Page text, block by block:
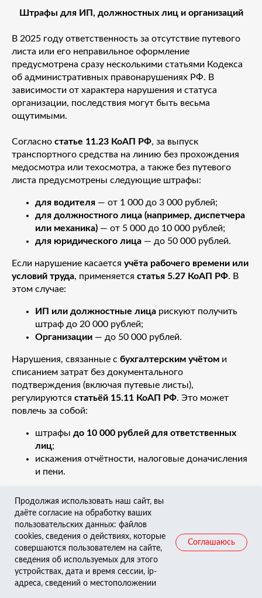
Штрафы для ИП, должностных лиц и организаций
В 2025 году ответственность за отсутствие путевого
листа или его неправильное оформление
предусмотрена сразу несколькими статьями Кодекса
об административных правонарушениях РФ. В
зависимости от характера нарушения и статуса
организации, последствия могут быть весьма
ощутимыми.
Согласно статье 11.23 КоАП РФ, за выпуск
транспортного средства на линию без прохождения
медосмотра или техосмотра, а также без путевого
листа предусмотрены следующие штрафы:
для водителя — от 1 000 до 3 000 рублей;
для должностного лица (например, диспетчера
или механика) — от 5 000 до 10 000 рублей;
для юридического лица — до 50 000 рублей.
Если нарушение касается учёта рабочего времени или
условий труда, применяется статья 5.27 КоАП РФ. В
этом случае:
ИП или должностные лица рискуют получить
штраф до 20 000 рублей;
Организации — до 50 000 рублей.
Нарушения, связанные с бухгалтерским учётом и
списанием затрат без документального
подтверждения (включая путевые листы),
регулируются статьёй 15.11 КоАП РФ. Это может
повлечь за собой:
штрафы до 10 000 рублей для ответственных
лиц;
искажения отчётности, налоговые доначисления
и пени.
увеличивается, а в случае систематического
отсутствия путевых листов может последовать
приостановление деятельности, особенно у
лицензируемых перевозчиков.
Таким образом, пренебрежение требованиями по
оформлению путевого листа — это не просто
Продолжая использовать наш сайт, вы
даёте согласие на обработку ваших
пользовательских данных: файлов
cookies, сведения о действиях, которые
совершаются пользователем на сайте,
сведения об используемых для этого
устройствах, дата и время сессии, ip-
адреса, сведений о местоположении
Соглашаюсь